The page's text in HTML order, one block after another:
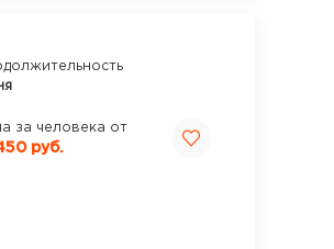
за человека от
руб.